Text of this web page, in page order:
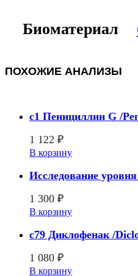
Биоматериал
ПОХОЖИЕ АНАЛИЗЫ
c1 Пенициллин G /
1 122 ₽
В корзину
Исследование
1 300 ₽
В корзину
c79 Диклофенак /
1 080 ₽
В корзину